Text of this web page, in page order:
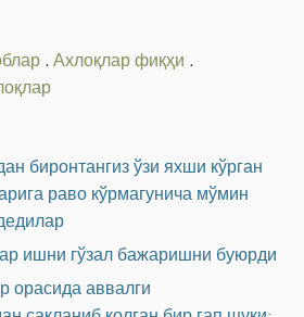
.Ахлоқлар фиқҳи .
биронтангиз ўзи яхши кўрган
раво кўрмагунича мўмин
ишни гўзал бажаришни буюрди
орасида аввалги